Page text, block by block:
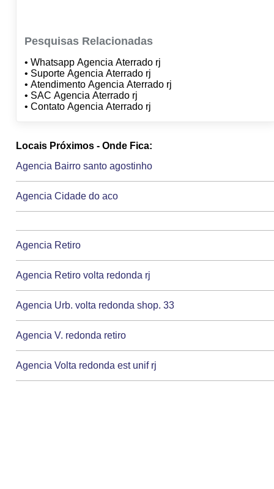
Pesquisas Relacionadas
• Whatsapp Agencia Aterrado rj
• Suporte Agencia Aterrado rj
• Atendimento Agencia Aterrado rj
• SAC Agencia Aterrado rj
• Contato Agencia Aterrado rj
Locais Próximos - Onde Fica:
Agencia Bairro santo agostinho
Agencia Cidade do aco
Agencia Retiro
Agencia Retiro volta redonda rj
Agencia Urb. volta redonda shop. 33
Agencia V. redonda retiro
Agencia Volta redonda est unif rj